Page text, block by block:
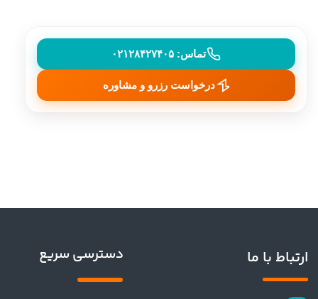
تماس: ۰۲۱۲۸۴۲۷۴۰۵
درخواست رزرو و مشاوره
ارتباط با ما دسترسی سریع